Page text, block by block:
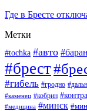
Где в Бресте
Метки
#tochka #авто
#брест
#гибель #гродно
#каменец #кобрин
#медицина #минск